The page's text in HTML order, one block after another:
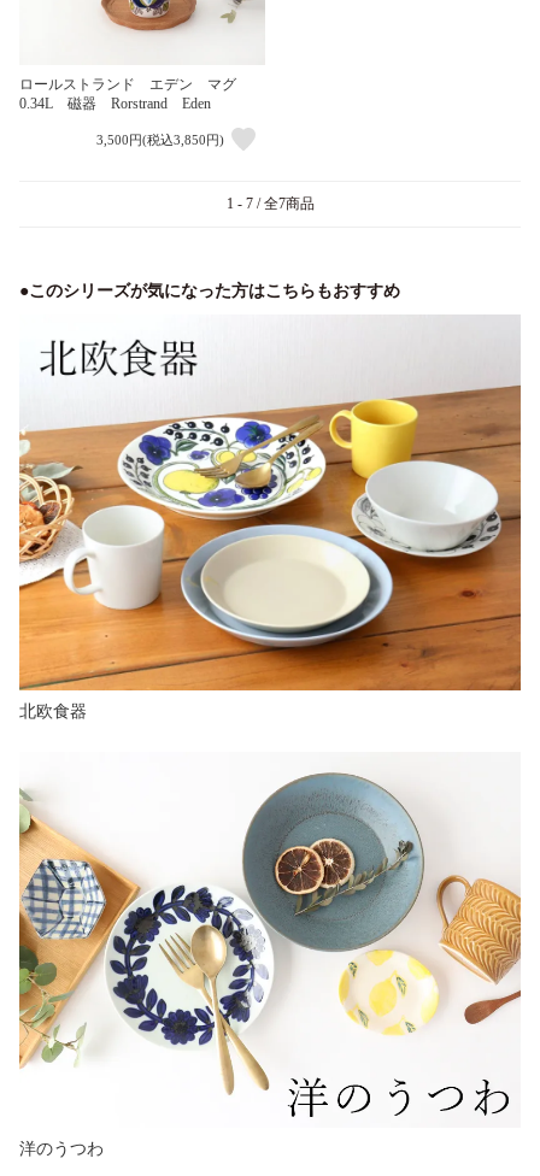
ロールストランド エデン マグ
0.34L 磁器 Rorstrand Eden
3,500円(税込3,850円)
1 - 7 / 全7商品
●このシリーズが気になった方はこちらもおすすめ
北欧食器
洋のうつわ